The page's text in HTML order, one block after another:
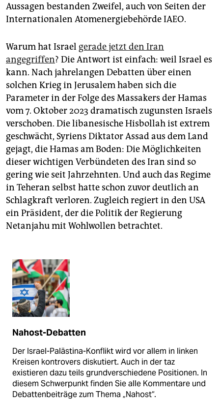
Aussagen bestanden Zweifel, auch von Seiten der
Internationalen Atomenergiebehörde IAEO.
Warum hat Israel gerade jetzt den Iran
angegriffen? Die Antwort ist einfach: weil Israel es
kann. Nach jahrelangen Debatten über einen
solchen Krieg in Jerusalem haben sich die
Parameter in der Folge des Massakers der Hamas
vom 7. Oktober 2023 dramatisch zugunsten Israels
verschoben. Die libanesische Hisbollah ist extrem
geschwächt, Syriens Diktator Assad aus dem Land
gejagt, die Hamas am Boden: Die Möglichkeiten
dieser wichtigen Verbündeten des Iran sind so
gering wie seit Jahrzehnten. Und auch das Regime
in Teheran selbst hatte schon zuvor deutlich an
Schlagkraft verloren. Zugleich regiert in den USA
ein Präsident, der die Politik der Regierung
Netanjahu mit Wohlwollen betrachtet.
Nahost-Debatten
Der Israel-Palästina-Konflikt wird vor allem in linken
Kreisen kontrovers diskutiert. Auch in der taz
existieren dazu teils grundverschiedene Positionen. In
diesem Schwerpunkt finden Sie alle Kommentare und
Debattenbeiträge zum Thema „Nahost“.